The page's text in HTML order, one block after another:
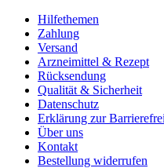
Hilfethemen
Zahlung
Versand
Arzneimittel & Rezept
Rücksendung
Qualität & Sicherheit
Datenschutz
Erklärung zur
Über uns
Kontakt
Bestellung widerrufen